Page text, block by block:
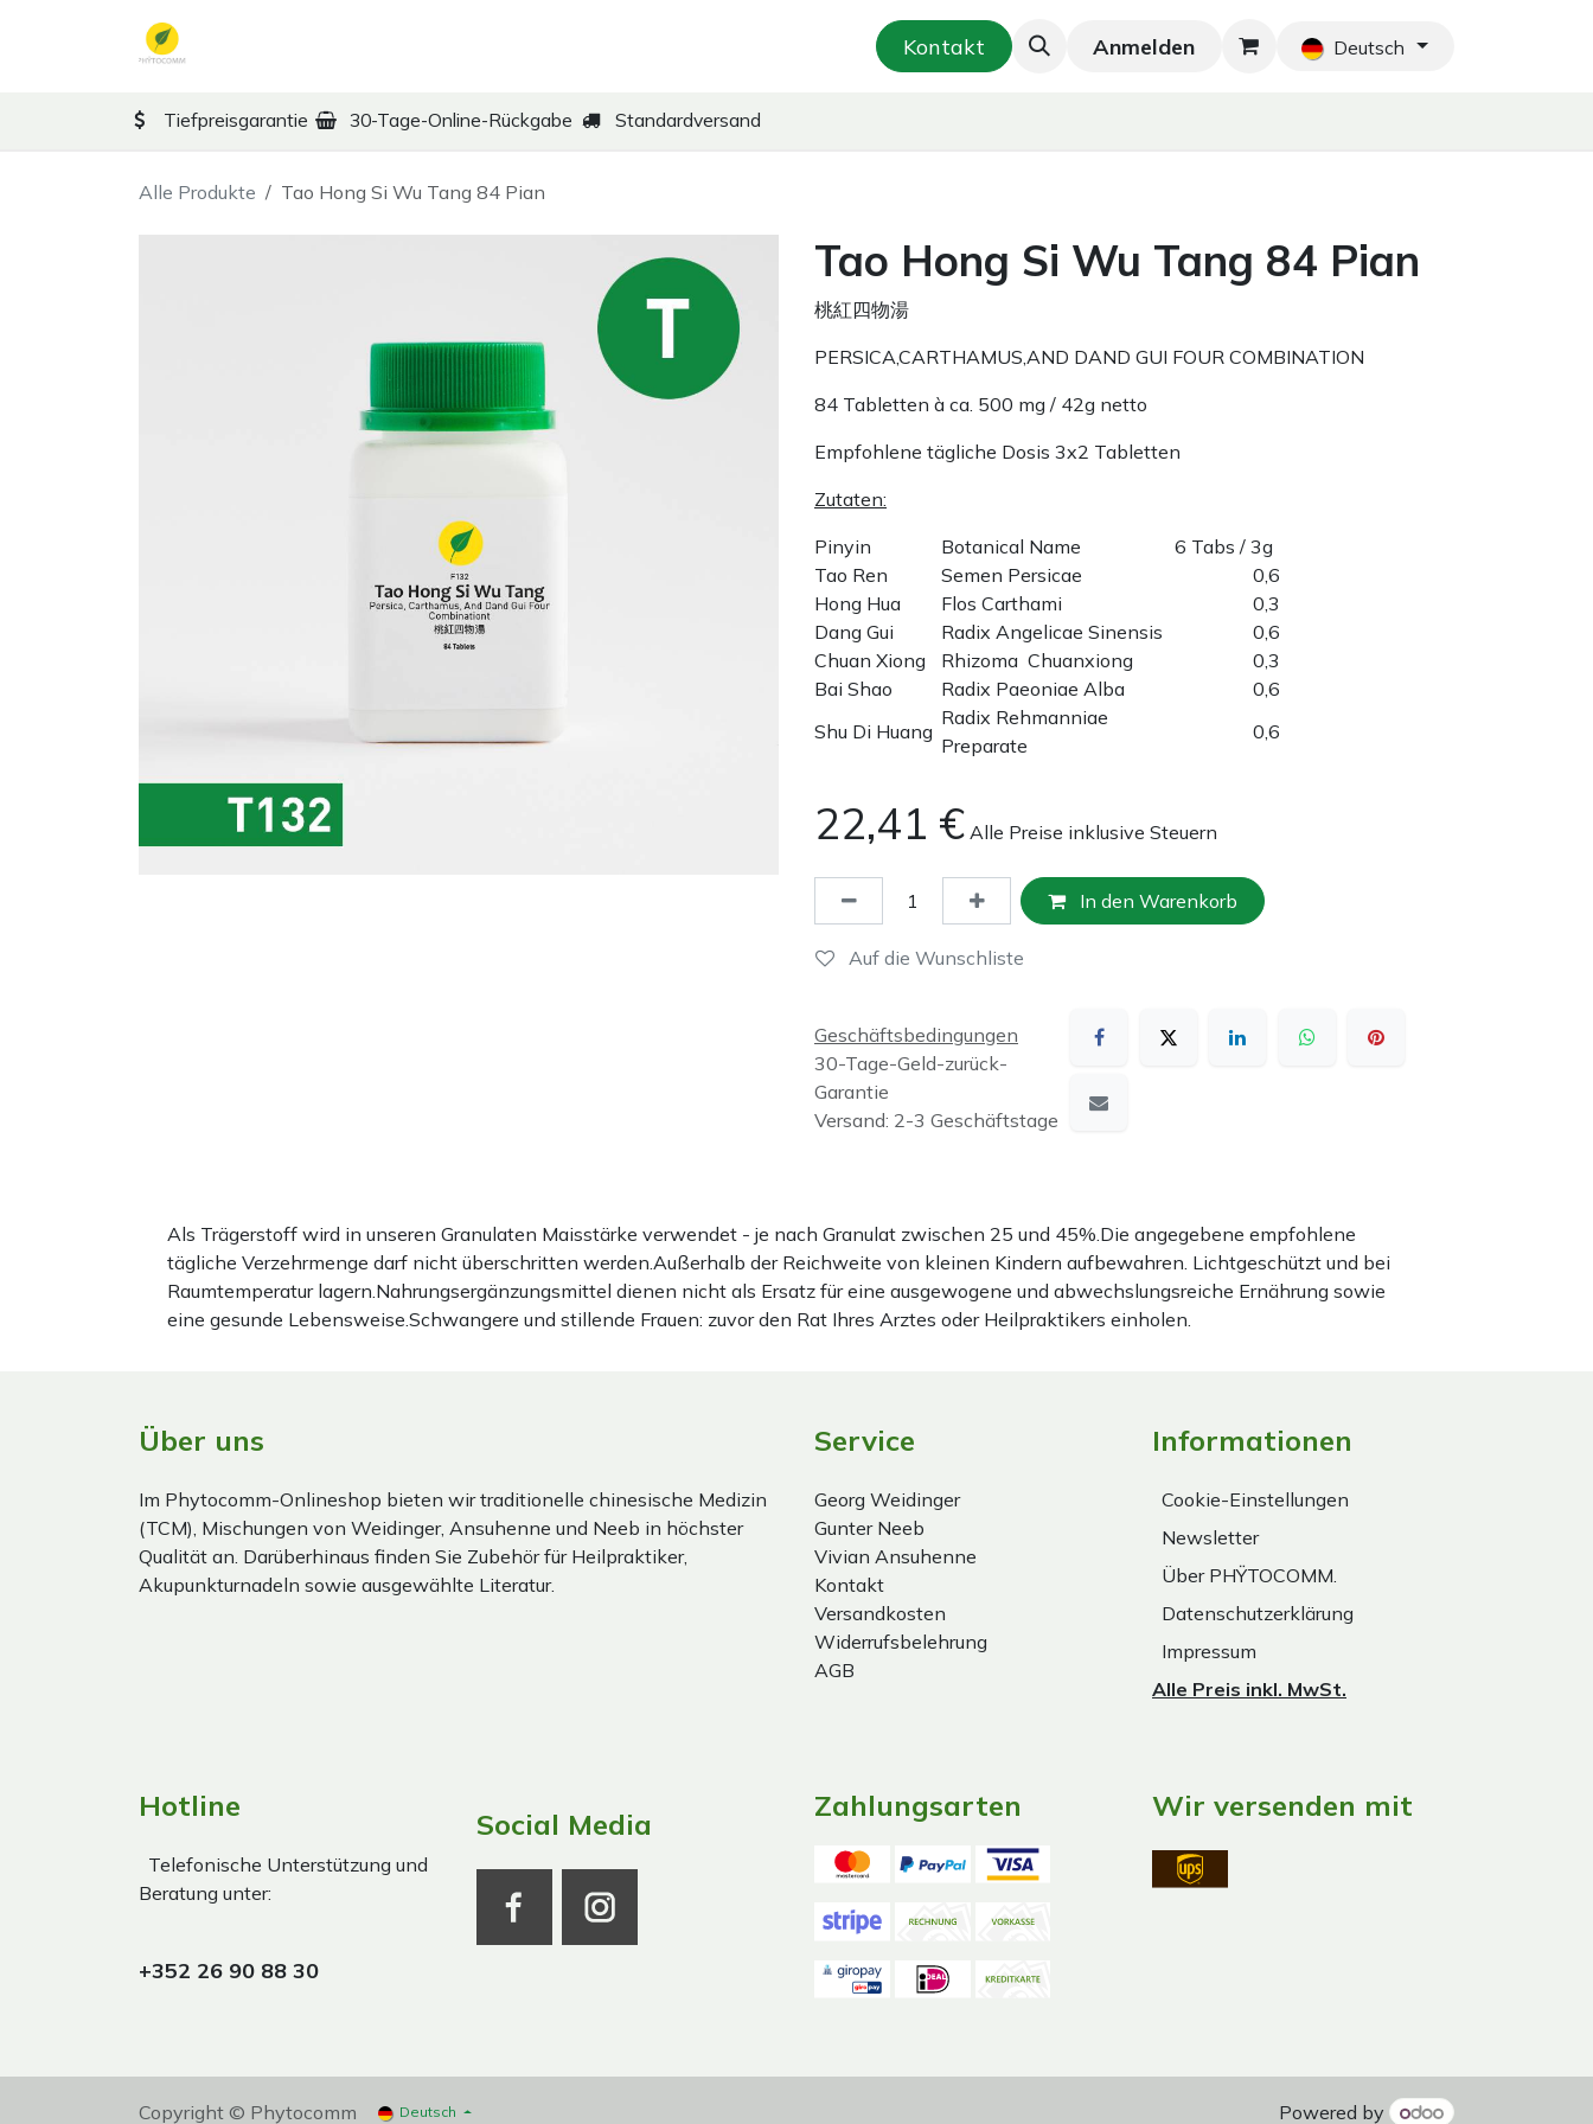
Kräuter-Zubereitungen Neu! Blog Home Shop
Kontakt Anmelden Deutsch
Tiefpreisgarantie 30-Tage-Online-Rückgabe Standardversand
Alle Produkte Tao Hong Si Wu Tang 84 Pian
Tao Hong Si Wu Tang 84 Pian
桃紅四物湯
PERSICA,CARTHAMUS,AND DAND GUI FOUR COMBINATION
84 Tabletten à ca. 500 mg / 42g netto
Empfohlene tägliche Dosis 3x2 Tabletten
Zutaten:
Pinyin
Botanical Name
6 Tabs / 3g
Tao Ren
Semen Persicae
0,6
Hong Hua
Flos Carthami
0,3
Dang Gui
Radix Angelicae Sinensis
0,6
Chuan Xiong
Rhizoma Chuanxiong
0,3
Bai Shao
Radix Paeoniae Alba
0,6
Shu Di Huang
Radix Rehmanniae
Preparate
0,6
22,41 € Alle Preise inklusive Steuern
In den Warenkorb
Auf die Wunschliste
Geschäftsbedingungen
30-Tage-Geld-zurück-
Garantie
Versand: 2-3 Geschäftstage
Als Trägerstoff wird in unseren Granulaten Maisstärke verwendet - je nach Granulat zwischen 25 und 45%.Die angegebene empfohlene
tägliche Verzehrmenge darf nicht überschritten werden.Außerhalb der Reichweite von kleinen Kindern aufbewahren. Lichtgeschützt und bei
Raumtemperatur lagern.Nahrungsergänzungsmittel dienen nicht als Ersatz für eine ausgewogene und abwechslungsreiche Ernährung sowie
eine gesunde Lebensweise.Schwangere und stillende Frauen: zuvor den Rat Ihres Arztes oder Heilpraktikers einholen.
Über uns
Im Phytocomm-Onlineshop bieten wir traditionelle chinesische Medizin
(TCM), Mischungen von Weidinger, Ansuhenne und Neeb in höchster
Qualität an. Darüberhinaus finden Sie Zubehör für Heilpraktiker,
Akupunkturnadeln sowie ausgewählte Literatur.
Service
Georg Weidinger
Gunter Neeb
Vivian Ansuhenne
Kontakt
Versandkosten
Widerrufsbelehrung
AGB
Informationen
Cookie-Einstellungen
Newsletter
Über PHŸTOCOMM.
Datenschutzerklärung
Impressum
Alle Preis inkl. MwSt.
Hotline
Telefonische Unterstützung und
Beratung unter:
+352 26 90 88 30
Social Media
Zahlungsarten Wir versenden mit
Copyright © Phytocomm Deutsch Powered by